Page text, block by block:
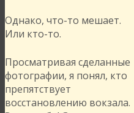
Однако, что-то мешает.
Или кто-то.
Просматривая сделанные
фотографии, я понял, кто
препятствует
восстановлению вокзала.